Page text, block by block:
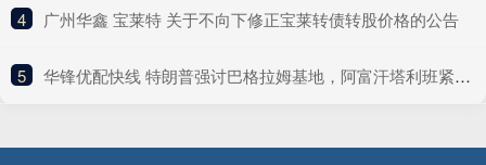
4 ​广州华鑫 宝莱特 关于不向下修正宝莱转债转股价格的公告
5 ​华锋优配快线 特朗普强讨巴格拉姆基地，阿富汗塔利班紧急应对